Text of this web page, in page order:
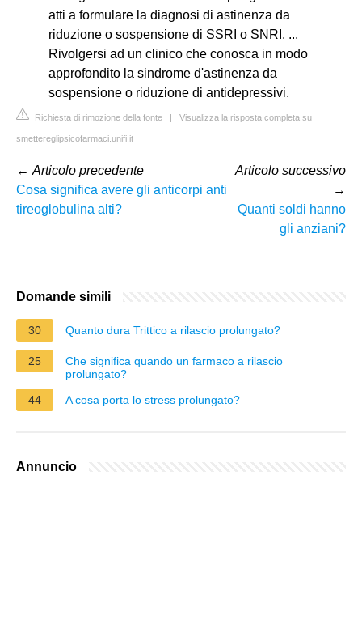
atti a formulare la diagnosi di astinenza da
riduzione o sospensione di SSRI o SNRI. ...
Rivolgersi ad un clinico che conosca in modo
approfondito la sindrome d'astinenza da
sospensione o riduzione di antidepressivi.
Richiesta di rimozione della fonte | Visualizza la risposta completa su
smettereglipsicofarmaci.unifi.it
← Articolo precedente
Cosa significa avere gli anticorpi anti
tireoglobulina alti?
Articolo successivo
→
Quanti soldi hanno
gli anziani?
Domande simili
30 Quanto dura Trittico a rilascio prolungato?
25
Che significa quando un farmaco a rilascio
prolungato?
44
A cosa porta lo stress prolungato?
Annuncio